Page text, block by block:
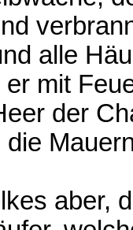
alle
mit
der
aber,